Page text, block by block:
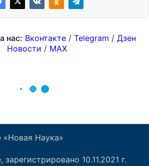
«Новая Наука»
10.11.2021 г.